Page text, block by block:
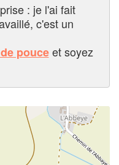
: je l'ai fait
c'est un
pouceet soyez